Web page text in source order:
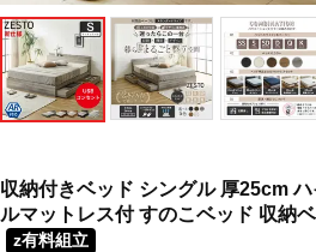
収納付きベッド シングル 厚25cm
ルマットレス付 すのこベッド 収納
z有料組立